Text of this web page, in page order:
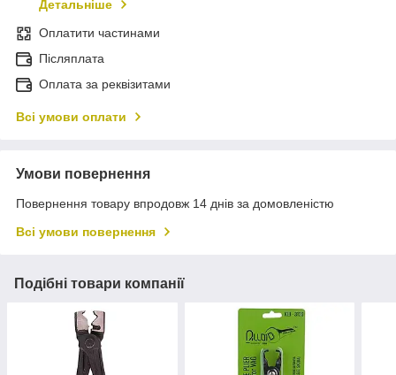
Детальніше
Оплатити частинами
Післяплата
Оплата за реквізитами
Всі умови оплати
Умови повернення
Повернення товару впродовж 14 днів за домовленістю
Всі умови повернення
Подібні товари компанії